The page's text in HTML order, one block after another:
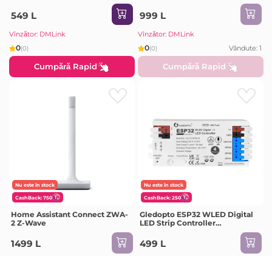
2*Channels, output signal
SPI(TTL)×2 800Kbs, total max
549 L
Vînzător: DMLink
0(0)
Cumpără Rapid
999 L
Vînzător: DMLink
0(0) Vândute: 1
Cumpără Rapid
Nu este în stock
CashBack: 750
Home Assistant Connect ZWA-
2 Z-Wave
1499 L
Nu este în stock
CashBack: 250
Gledopto ESP32 WLED Digital
LED Strip Controller
RGB/RGBW with 4-Output (GL-
C-017WL-D), DC5~24V, max 15A
output, max 800 ICs, SM16703P,
499 L